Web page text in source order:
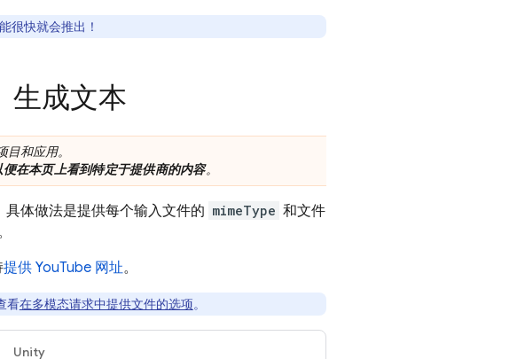
很快就会推出！
生成文本
和应用。
在本页上看到特定于提供商的内容。
体做法是提供每个输入文件的 mimeType 和文件
提供 YouTube 网址。
看在多模态请求中提供文件的选项。
Unity